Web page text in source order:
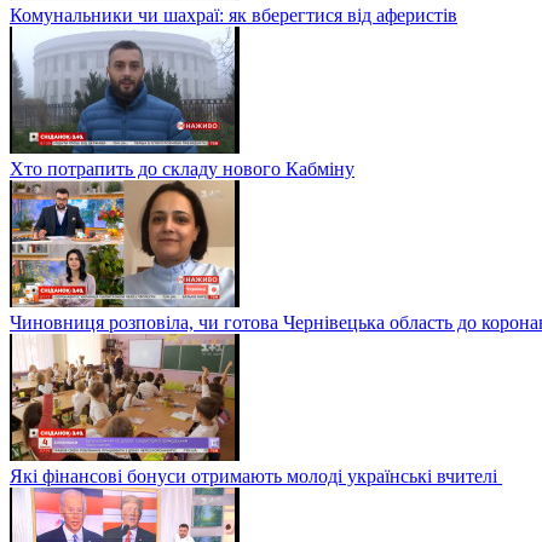
Комунальники чи шахраї: як вберегтися від аферистів
Хто потрапить до складу нового Кабміну
Чиновниця розповіла, чи готова Чернівецька область до
Які фінансові бонуси отримають молоді українські вчителі